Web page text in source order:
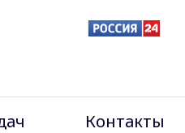
Контакты